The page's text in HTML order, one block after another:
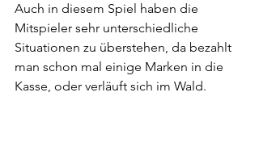
Auch in diesem Spiel haben die
Mitspieler sehr unterschiedliche
Situationen zu überstehen, da bezahlt
man schon mal einige Marken in die
Kasse, oder verläuft sich im Wald.